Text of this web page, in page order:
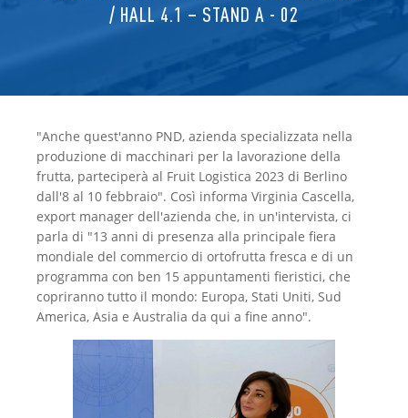
/ HALL 4.1 – STAND A - 02
"Anche quest'anno PND, azienda specializzata nella
produzione di macchinari per la lavorazione della
frutta, parteciperà al Fruit Logistica 2023 di Berlino
dall'8 al 10 febbraio". Così informa Virginia Cascella,
export manager dell'azienda che, in un'intervista, ci
parla di "13 anni di presenza alla principale fiera
mondiale del commercio di ortofrutta fresca e di un
programma con ben 15 appuntamenti fieristici, che
copriranno tutto il mondo: Europa, Stati Uniti, Sud
America, Asia e Australia da qui a fine anno".